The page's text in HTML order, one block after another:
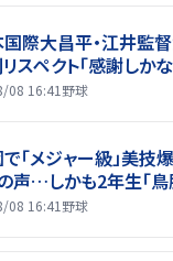
際大昌平・江井監
スペクト「感謝しかな
08 16:41 野球
「メジャー級」美
声…しかも2年生「鳥
08 16:41 野球